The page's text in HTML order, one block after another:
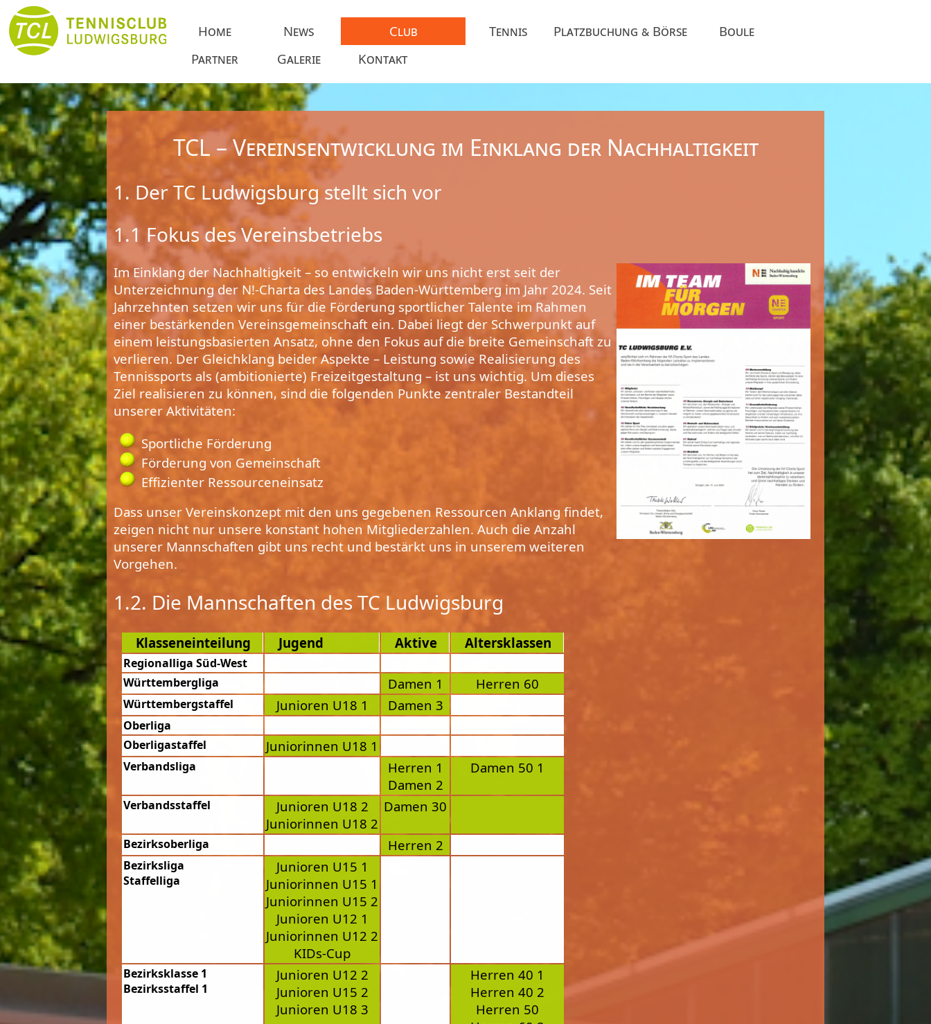
Home News Club Tennis Platzbuchung & Börse
Boule
Partner
Galerie Kontakt
TCL – Vereinsentwicklung im Einklang der Nachhaltigkeit
1. Der TC Ludwigsburg stellt sich vor
1.1 Fokus des Vereinsbetriebs
Im Einklang der Nachhaltigkeit – so entwickeln wir uns nicht erst seit der
Unterzeichnung der N!-Charta des Landes Baden-Württemberg im Jahr 2024. Seit
Jahrzehnten setzen wir uns für die Förderung sportlicher Talente im Rahmen
einer bestärkenden Vereinsgemeinschaft ein. Dabei liegt der Schwerpunkt auf
einem leistungsbasierten Ansatz, ohne den Fokus auf die breite Gemeinschaft zu
verlieren. Der Gleichklang beider Aspekte – Leistung sowie Realisierung des
Tennissports als (ambitionierte) Freizeitgestaltung – ist uns wichtig. Um dieses
Ziel realisieren zu können, sind die folgenden Punkte zentraler Bestandteil
unserer Aktivitäten:
Sportliche Förderung
Förderung von Gemeinschaft
Effizienter Ressourceneinsatz
Dass unser Vereinskonzept mit den uns gegebenen Ressourcen Anklang findet,
zeigen nicht nur unsere konstant hohen Mitgliederzahlen. Auch die Anzahl
unserer Mannschaften gibt uns recht und bestärkt uns in unserem weiteren
Vorgehen.
1.2. Die Mannschaften des TC Ludwigsburg
Klasseneinteilung Jugend Aktive Altersklassen
Regionalliga Süd-West
Württembergliga
Damen 1 Herren 60
Württembergstaffel Junioren U18 1 Damen 3
Oberliga
Oberligastaffel
Juniorinnen U18 1
Verbandsliga
Herren 1
Damen 2
Damen 50 1
Verbandsstaffel
Junioren U18 2
Juniorinnen U18 2
Damen 30
Bezirksoberliga Herren 2
Bezirksliga
Staffelliga
Junioren U15 1
Juniorinnen U15 1
Juniorinnen U15 2
Junioren U12 1
Juniorinnen U12 2
KIDs-Cup
Bezirksklasse 1
Bezirksstaffel 1
Junioren U12 2
Junioren U15 2
Junioren U18 3
Herren 40 1
Herren 40 2
Herren 50